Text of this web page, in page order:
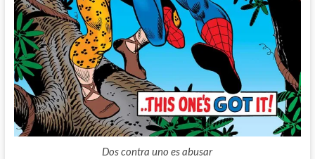
Dos contra uno es abusar